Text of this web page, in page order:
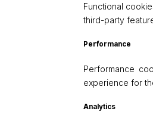
Functional
third-party
Performance
Performance
experience for
Analytics